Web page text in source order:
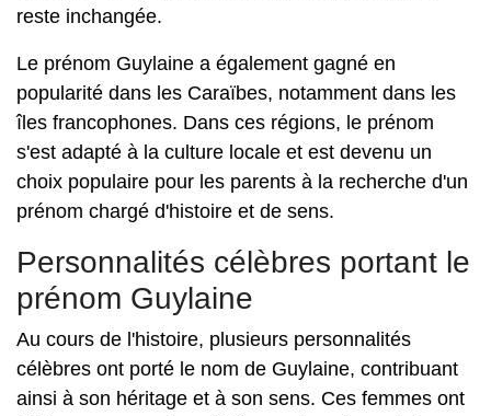
reste inchangée.
Le prénom Guylaine a également gagné en
popularité dans les Caraïbes, notamment dans les
îles francophones. Dans ces régions, le prénom
s'est adapté à la culture locale et est devenu un
choix populaire pour les parents à la recherche d'un
prénom chargé d'histoire et de sens.
Personnalités célèbres portant le
prénom Guylaine
Au cours de l'histoire, plusieurs personnalités
célèbres ont porté le nom de Guylaine, contribuant
ainsi à son héritage et à son sens. Ces femmes ont